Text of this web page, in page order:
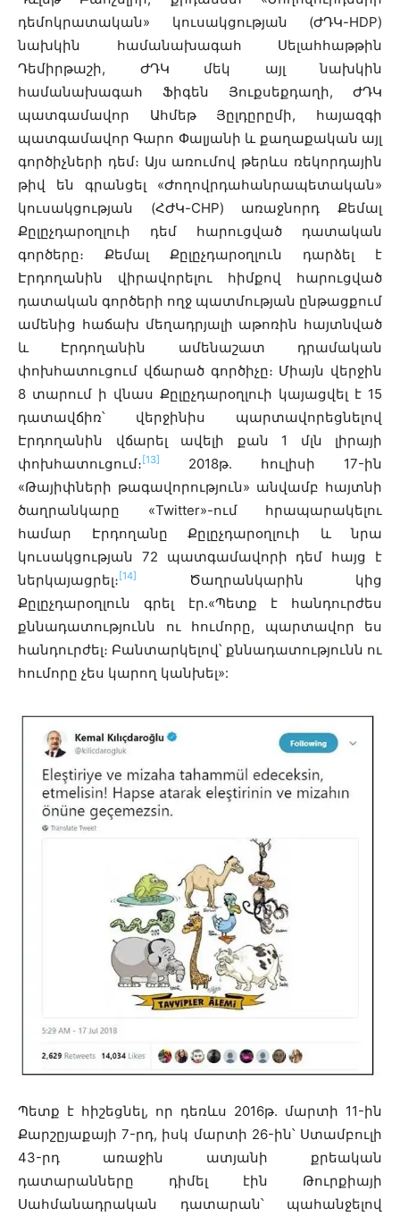
դեմոկրատական» կուսակցության (ԺԴԿ-HDP)
նախկին համանախագահ Սելահհաթթին
Դեմիրթաշի, ԺԴԿ մեկ այլ նախկին
համանախագահ Ֆիգեն Յուքսեքդաղի, ԺԴԿ
պատգամավոր Ահմեթ Յըլդըրըմի, հայազգի
պատգամավոր Գարո Փալյանի և քաղաքական այլ
գործիչների դեմ։ Այս առումով թերևս ռեկորդային
թիվ են գրանցել «Ժողովրդահանրապետական»
կուսակցության (ՀԺԿ-CHP) առաջնորդ Քեմալ
Քըլըչդարօղլուի դեմ հարուցված դատական
գործերը։ Քեմալ Քըլըչդարօղլուն դարձել է
Էրդողանին վիրավորելու հիմքով հարուցված
դատական գործերի ողջ պատմության ընթացքում
ամենից հաճախ մեղադրյալի աթոռին հայտնված
և Էրդողանին ամենաշատ դրամական
փոխհատուցում վճարած գործիչը։ Միայն վերջին
8 տարում ի վնաս Քըլըչդարօղլուի կայացվել է 15
դատավճիռ՝ վերջինիս պարտավորեցնելով
Էրդողանին վճարել ավելի քան 1 մլն լիրայի
փոխհատուցում։ [13]
2018թ. հուլիսի 17-ին
«Թայիփների թագավորություն» անվամբ հայտնի
ծաղրանկարը «Twitter»-ում հրապարակելու
համար Էրդողանը Քըլըչդարօղլուի և նրա
կուսակցության 72 պատգամավորի դեմ հայց է
ներկայացրել։ [14]
Ծաղրանկարին կից
Քըլըչդարօղլուն գրել էր.«Պետք է հանդուրժես
քննադատությունն ու հումորը, պարտավոր ես
հանդուրժել։ Բանտարկելով՝ քննադատությունն ու
հումորը չես կարող կանխել»:
Պետք է հիշեցնել, որ դեռևս 2016թ. մարտի 11-ին
Քարշըյաքայի 7-րդ, իսկ մարտի 26-ին՝ Ստամբուլի
43-րդ առաջին ատյանի քրեական
դատարանները դիմել էին Թուրքիայի
Սահմանադրական դատարան՝ պահանջելով